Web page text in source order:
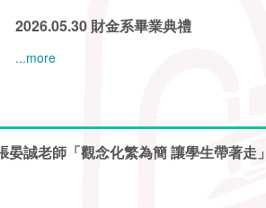
2026.05.30 財金系畢業典禮
...more
誠老師「觀念化繁為簡 讓學生帶著走」